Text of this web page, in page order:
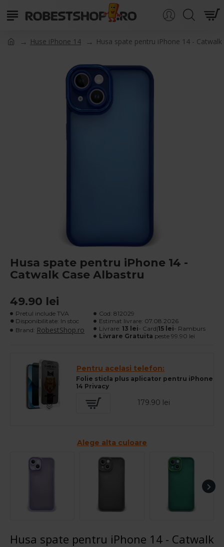
Huse iPhone 14 Husa spate pentru iPhone 14 -
Husa spate pentru iPhone 14 -
Catwalk Case Albastru
49.90 lei
Pretul include TVA
Disponibilitate: In stoc
Brand: RobestShop.ro
Cod: 812029
Estimat livrare: 07.08.2026
Livrare: 13 lei- Card|15 lei- Ramburs
Livrare Gratuita peste 99.90 lei
Pentru acelasi telefon:
Folie sticla plus aplicator pentru iPhone
14 Privacy
179.90 lei
Alege alta culoare
Husa spate pentru iPhone 14 - Catwalk